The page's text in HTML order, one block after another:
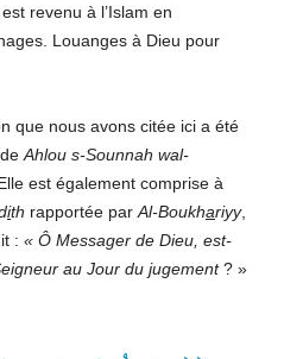
revenu à l’Islam en
Louanges à Dieu pour
que nous avons citée ici a été
Ahlou s-Sounnah wal-
est également comprise à
ith rapportée par Al-Boukhariyy,
: « Ô Messager de Dieu, est-
au Jour du jugement? »